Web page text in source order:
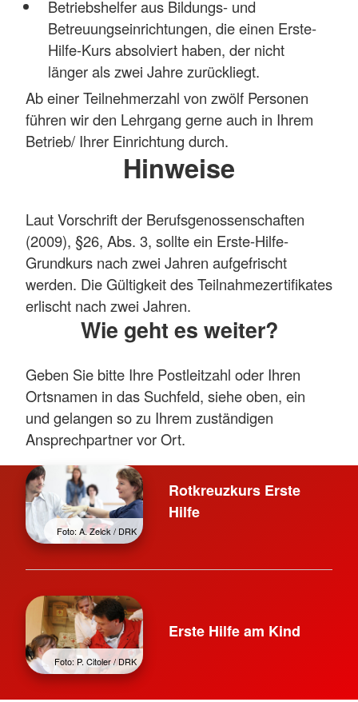
Betriebshelfer aus Bildungs- und
Betreuungseinrichtungen, die einen Erste-
Hilfe-Kurs absolviert haben, der nicht
länger als zwei Jahre zurückliegt.
Ab einer Teilnehmerzahl von zwölf Personen
führen wir den Lehrgang gerne auch in Ihrem
Betrieb/ Ihrer Einrichtung durch.
Hinweise
Laut Vorschrift der Berufsgenossenschaften
(2009), §26, Abs. 3, sollte ein Erste-Hilfe-
Grundkurs nach zwei Jahren aufgefrischt
werden. Die Gültigkeit des Teilnahmezertifikates
erlischt nach zwei Jahren.
Wie geht es weiter?
Geben Sie bitte Ihre Postleitzahl oder Ihren
Ortsnamen in das Suchfeld, siehe oben, ein
und gelangen so zu Ihrem zuständigen
Ansprechpartner vor Ort.
Foto: A. Zelck / DRK
Rotkreuzkurs Erste
Hilfe
Foto: P. Citoler / DRK
Erste Hilfe am Kind